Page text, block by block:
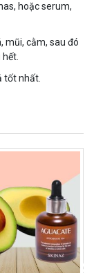
hoặc serum,
mũi, cằm, sau đó
tốt nhất.